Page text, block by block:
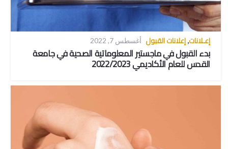
إعـلانات, إعلانات القبول أغسطس 7, 2022
بدء القبول في ماجستير المعلوماتية الصحية في جامعة
القدس للعام الأكاديمي 2022/2023